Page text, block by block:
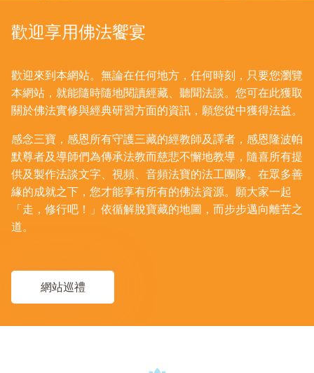
歡迎享用佛法饗宴
歡迎來到本網站。無論在任何地方，任何時刻，只要您瀏覽
本網站，就能隨時隨地閱讀經藏、聽聞法談。您可在此獲取
關於佛法實修與經典研習方面的資訊，願您從中獲得法益。
感念三寶，感恩所有守護三藏的經教師及譯者，感恩隆波帕
默尊者及導師們為傳承法教而慈悲不懈地教導，隨喜所有提
供及製作法談文字、視頻、音頻法寶的法工團隊。在眾多善
緣的成就之下，您才能享有所有的佛法資源。願大家一起
「走，修行吧！」依循解脫寶藏的地圖，而步步邁向離苦之
道。
網站巡禮